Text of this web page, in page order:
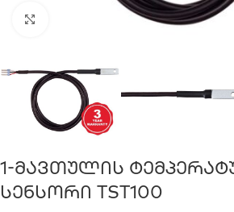
1-Მავთულის
Სენსორი TST100